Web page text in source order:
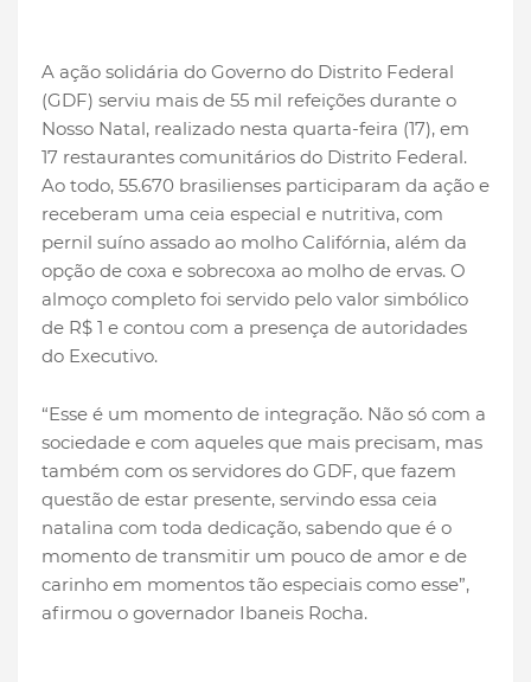
A ação solidária do Governo do Distrito Federal
(GDF) serviu mais de 55 mil refeições durante o
Nosso Natal, realizado nesta quarta-feira (17), em
17 restaurantes comunitários do Distrito Federal.
Ao todo, 55.670 brasilienses participaram da ação e
receberam uma ceia especial e nutritiva, com
pernil suíno assado ao molho Califórnia, além da
opção de coxa e sobrecoxa ao molho de ervas. O
almoço completo foi servido pelo valor simbólico
de R$ 1 e contou com a presença de autoridades
do Executivo.
“Esse é um momento de integração. Não só com a
sociedade e com aqueles que mais precisam, mas
também com os servidores do GDF, que fazem
questão de estar presente, servindo essa ceia
natalina com toda dedicação, sabendo que é o
momento de transmitir um pouco de amor e de
carinho em momentos tão especiais como esse”,
afirmou o governador Ibaneis Rocha.